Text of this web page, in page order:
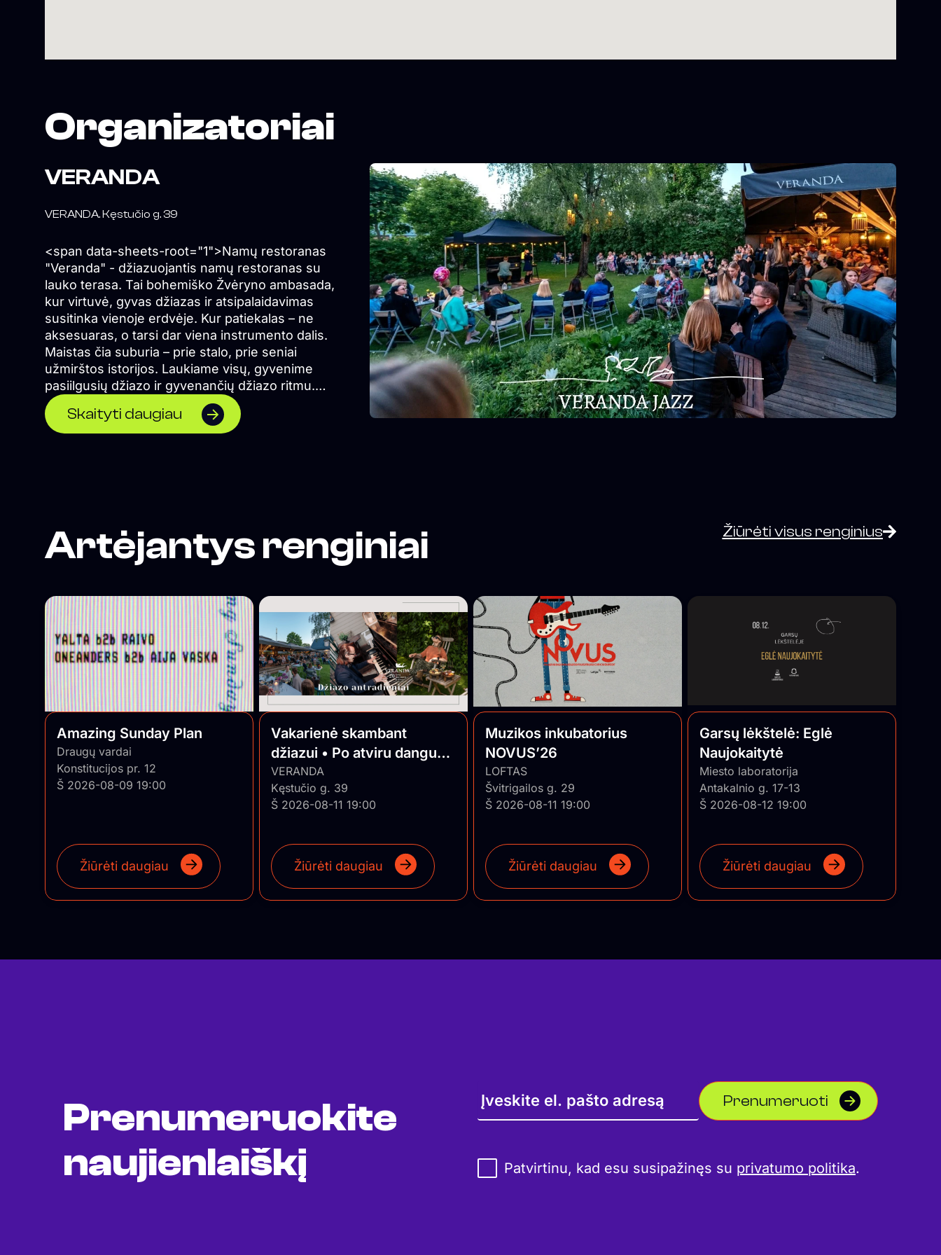
Organizatoriai
VERANDA
VERANDA. Kęstučio g. 39
<span data-sheets-root="1">Namų restoranas
"Veranda" - džiazuojantis namų restoranas su
lauko terasa. Tai bohemiško Žvėryno ambasada,
kur virtuvė, gyvas džiazas ir atsipalaidavimas
susitinka vienoje erdvėje. Kur patiekalas – ne
aksesuaras, o tarsi dar viena instrumento dalis.
Maistas čia suburia – prie stalo, prie seniai
užmirštos istorijos. Laukiame visų, gyvenime
pasiilgusių džiazo ir gyvenančių džiazo ritmu.
</span>
Skaityti daugiau
Artėjantys renginiai Žiūrėti visus renginius
Amazing Sunday Plan
Draugų vardai
Konstitucijos pr. 12
Š 2026-08-09 19:00
Žiūrėti daugiau
Vakarienė skambant
džiazui • Po atviru dangumi
• Piano Jazz
VERANDA
Kęstučio g. 39
Š 2026-08-11 19:00
Žiūrėti daugiau
Muzikos inkubatorius
NOVUS’26
LOFTAS
Švitrigailos g. 29
Š 2026-08-11 19:00
Žiūrėti daugiau
Garsų lėkštelė: Eglė
Naujokaitytė
Miesto laboratorija
Antakalnio g. 17-13
Š 2026-08-12 19:00
Žiūrėti daugiau
Prenumeruokite
naujienlaiškį
Prenumeruoti
Patvirtinu, kad esu susipažinęs su privatumo politika.